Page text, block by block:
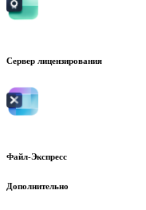
Сервер лицензирования
Файл-Экспресс
Дополнительно